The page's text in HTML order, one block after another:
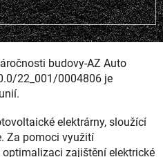
budovy-AZ Auto
22_001/0004806 je
elektrárny, sloužící
Za pomoci využití
zajištění elektrické